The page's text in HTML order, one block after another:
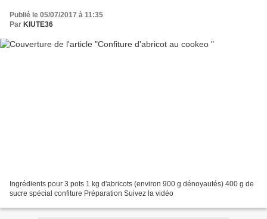
Publié le 05/07/2017 à 11:35
Par KIUTE36
Ingrédients pour 3 pots 1 kg d'abricots (environ 900 g dénoyautés) 400 g de
sucre spécial confiture Préparation Suivez la vidéo